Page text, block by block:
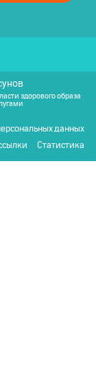
здорового образа
данных
Статистика